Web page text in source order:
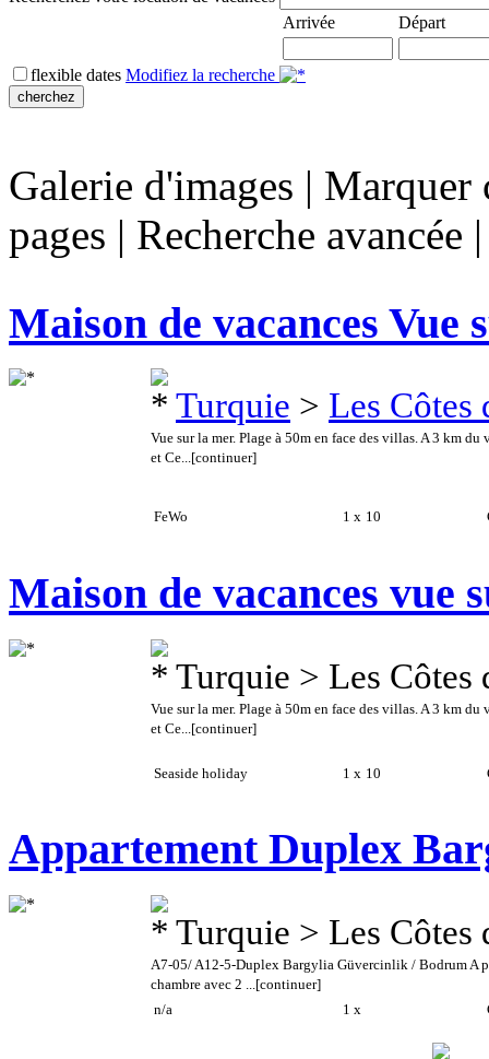
Arrivée
Départ
flexible dates Modifiez la recherche
Galerie d'images | Marquer
pages | Recherche avancée
Maison de vacances Vue
Turquie > Les Côtes
Vue sur la mer. Plage à 50m en face des villas. A 3 km
et Ce...[continuer]
FeWo 1 x 10
Maison de vacances vue
Turquie > Les Côtes
Vue sur la mer. Plage à 50m en face des villas. A 3 km
et Ce... [continuer]
Seaside holiday 1 x 10
Appartement Duplex
Turquie > Les
A7-05/ A12-5-Duplex Bargylia Güvercinlik / Bodrum A
chambre avec 2 ...[continuer]
n/a
1 x